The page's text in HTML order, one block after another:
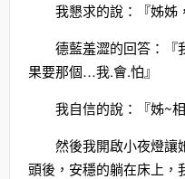
我懇求的說：『姊姊
德藍羞澀的回答：
果要那個…我.會.怕』
我自信的說：『姊~
然後我開啟小夜燈讓
頭後，安穩的躺在床上，